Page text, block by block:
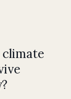
climate